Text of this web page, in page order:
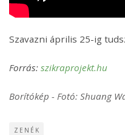
Szavazni április 25-ig
Forrás: szikraprojekt.hu
Borítókép - Fotó: Shuang
ZENÉK